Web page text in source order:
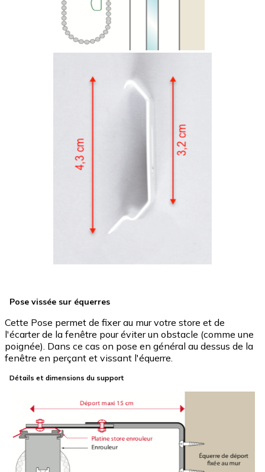
Pose vissée sur équerres
Cette Pose permet de fixer au mur votre store et de
l'écarter de la fenêtre pour éviter un obstacle (comme une
poignée). Dans ce cas on pose en général au dessus de la
fenêtre en perçant et vissant l'équerre.
Détails et dimensions du support